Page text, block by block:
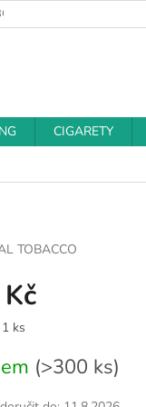
PODMÍNKY
CIGARETY
TOBACCO
ks
(>300 ks)